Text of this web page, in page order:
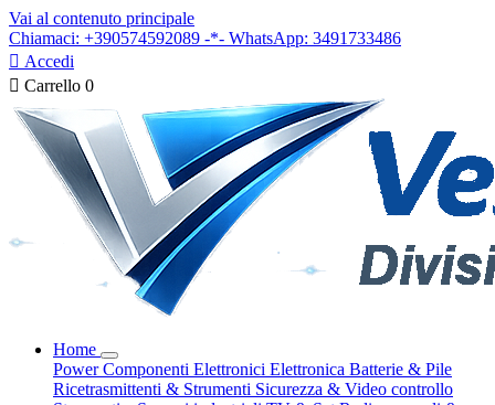
Vai al contenuto principale
Chiamaci: +390574592089 -*- WhatsApp: 3491733486
 Accedi
 Carrello 0
Home
PowerComponenti Elettronici Elettronica Batterie & Pile
Ricetrasmittenti & Strumenti Sicurezza & Video controllo